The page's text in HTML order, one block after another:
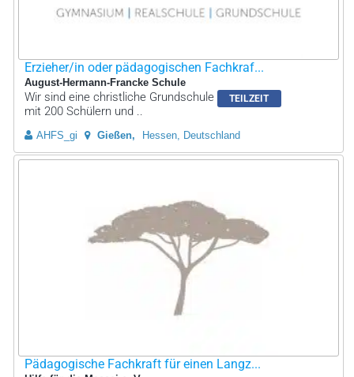
Erzieher/in oder pädagogischen Fachkraf...
August-Hermann-Francke Schule
TEILZEIT
Wir sind eine christliche Grundschule
mit 200 Schülern und ..
AHFS_gi Gießen Hessen, Deutschland
Pädagogische Fachkraft für einen Langz...